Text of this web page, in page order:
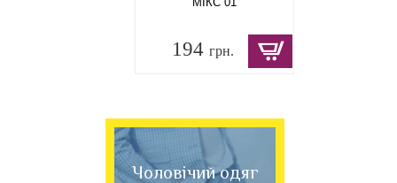
194 грн.
Чоловічий одяг